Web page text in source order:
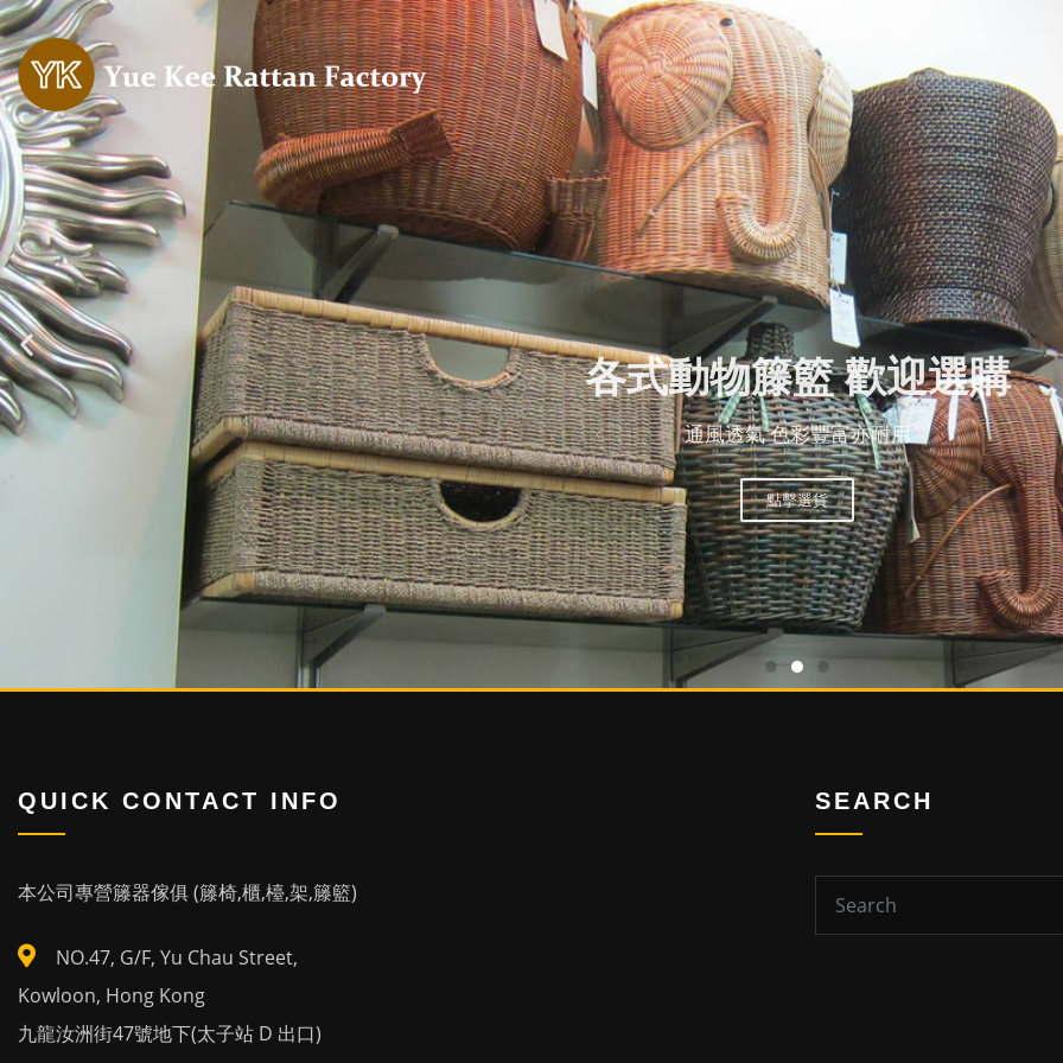
各式動物籐籃 歡迎選購
通風透氣 色彩豐富亦耐用
點擊選貨
QUICK CONTACT INFO
本公司專營籐器傢俱 (籐椅,櫃,檯,架,籐籃)
NO.47, G/F, Yu Chau Street,
Kowloon, Hong Kong
九龍汝洲街47號地下(太子站 D 出口)
SEARCH